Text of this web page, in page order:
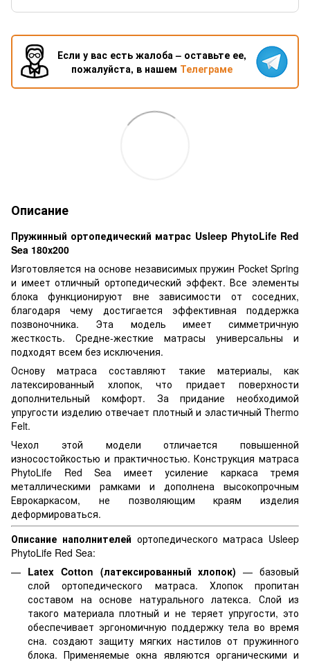
Если у вас есть жалоба – оставьте ее,
пожалуйста, в нашем Телеграме
Описание
Пружинный ортопедический матрас Usleep PhytoLife Red
Sea 180х200
Изготовляется на основе независимых пружин Pocket Spring
и имеет отличный ортопедический эффект. Все элементы
блока функционируют вне зависимости от соседних,
благодаря чему достигается эффективная поддержка
позвоночника. Эта модель имеет симметричную
жесткость. Средне-жесткие матрасы универсальны и
подходят всем без исключения.
Основу матраса составляют такие материалы, как
латексированный хлопок, что придает поверхности
дополнительный комфорт. За придание необходимой
упругости изделию отвечает плотный и эластичный Thermo
Felt.
Чехол этой модели отличается повышенной
износостойкостью и практичностью. Конструкция матраса
PhytoLife Red Sea имеет усиление каркаса тремя
металлическими рамками и дополнена высокопрочным
Еврокаркасом, не позволяющим краям изделия
деформироваться.
Описание наполнителей ортопедического матраса Usleep
PhytoLife Red Sea:
Latex Cotton (латексированный хлопок) — базовый
слой ортопедического матраса. Хлопок пропитан
составом на основе натурального латекса. Слой из
такого материала плотный и не теряет упругости, это
обеспечивает эргономичную поддержку тела во время
сна. создают защиту мягких настилов от пружинного
блока. Применяемые окна являются органическими и